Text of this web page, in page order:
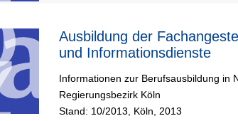
Ausbildung der
und Informationsdienste
Informationen zur Berufsausbildung in
Regierungsbezirk Köln
Stand: 10/2013, Köln, 2013